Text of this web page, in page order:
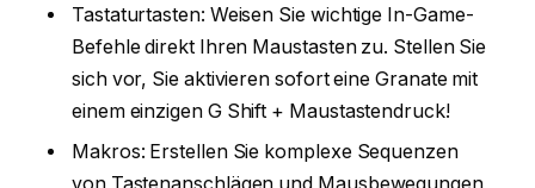
Tastaturtasten: Weisen Sie wichtige In-Game-
Befehle direkt Ihren Maustasten zu. Stellen Sie
sich vor, Sie aktivieren sofort eine Granate mit
einem einzigen G Shift + Maustastendruck!
Makros: Erstellen Sie komplexe Sequenzen